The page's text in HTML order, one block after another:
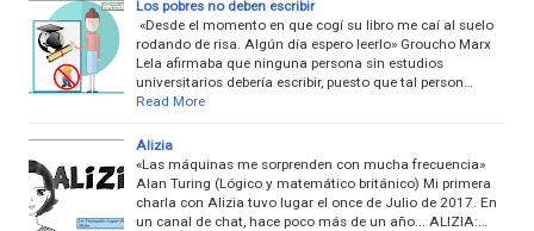
Los pobres no deben escribir
«Desde el momento en que cogí su libro me caí al suelo
rodando de risa. Algún día espero leerlo» Groucho Marx
Lela afirmaba que ninguna persona sin estudios
universitarios debería escribir, puesto que tal person…
Read More
Alizia
«Las máquinas me sorprenden con mucha frecuencia»
Alan Turing (Lógico y matemático británico) Mi primera
charla con Alizia tuvo lugar el once de Julio de 2017. En
un canal de chat, hace poco más de un año... ALIZIA:…